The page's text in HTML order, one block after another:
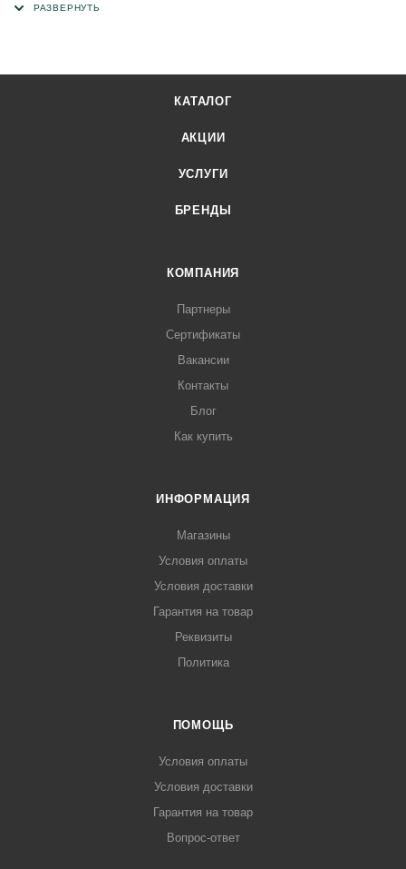
КАТАЛОГ
АКЦИИ
УСЛУГИ
БРЕНДЫ
КОМПАНИЯ
Партнеры
Сертификаты
Вакансии
Контакты
Блог
Как купить
ИНФОРМАЦИЯ
Магазины
Условия оплаты
Условия доставки
Гарантия на товар
Реквизиты
Политика
ПОМОЩЬ
Условия оплаты
Условия доставки
Гарантия на товар
Вопрос-ответ